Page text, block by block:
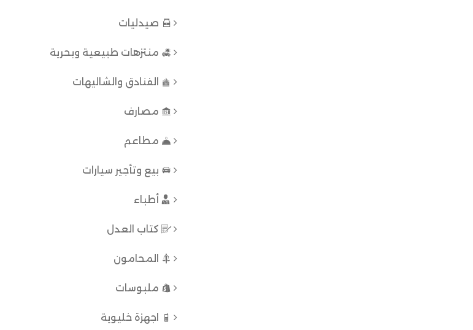
صيدليات
منتزهات طبيعية وبحرية
الفنادق والشاليهات
مصارف
مطاعم
بيع وتأجير سيارات
أطباء
كتاب العدل
المحامون
ملبوسات
اجهزة خليوية